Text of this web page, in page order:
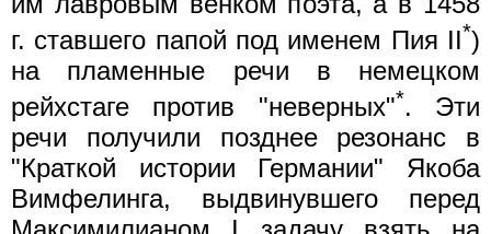
г. ставшего папой под именем Пия II*)
на пламенные речи в немецком
рейхстаге против "неверных"*. Эти
речи получили позднее резонанс в
"Краткой истории Германии" Якоба
Вимфелинга, выдвинувшего перед